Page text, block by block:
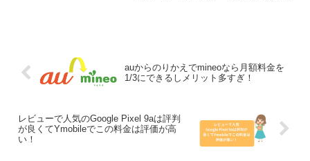
auからのりかえでmineoなら月額料金を
1/3にできるしメリット多すぎ！
レビューで人気のGoogle Pixel 9aは評判
が良くてYmobileでこの料金は評価が高
い！